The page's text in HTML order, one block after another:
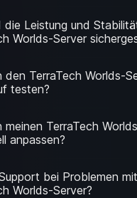
die Leistung und
Worlds-Server
den TerraTech Worlds-
testen?
meinen TerraTech
anpassen?
bei Problemen
Worlds-Server?